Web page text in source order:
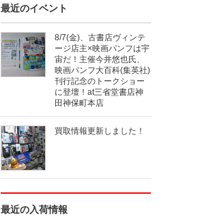
て
友
達
へ
メ
ー
ル
で
送
信
ウ
ン
ド
ウ
で
開
き
ま
て
印
刷
(新
し
い
ウ
ィ
ン
ド
き
す)
最近のイベント
8/7(金)、古書店ヴィンテ
ージ店主×映画パンフは宇
宙だ！主催今井悠也氏、
映画パンフ大百科(集英社)
刊行記念のトークショー
に登壇！at三省堂書店神
田神保町本店
買取情報更新しました！
最近の入荷情報